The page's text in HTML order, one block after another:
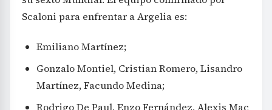
Scaloni para enfrentar a Argelia es:
Emiliano Martínez;
Gonzalo Montiel, Cristian Romero, Lisandro
Martínez, Facundo Medina;
Rodrigo De Paul, Enzo Fernández, Alexis Mac